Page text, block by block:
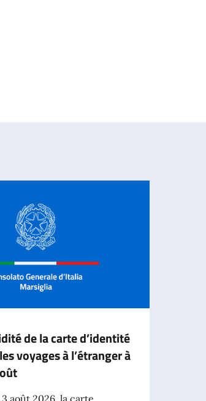
de la carte d’identité
voyages à l’étranger à
août 2026, la carte